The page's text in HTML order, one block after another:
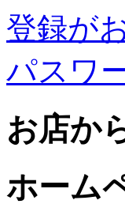
登録が
パスワ
お店か
ホーム